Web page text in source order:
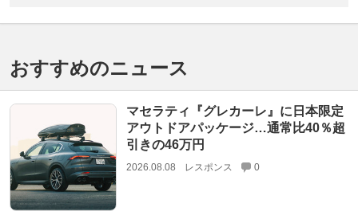
おすすめのニュース
マセラティ『グレカーレ』に日本限定
アウトドアパッケージ…通常比40％超
引きの46万円
2026.08.08 レスポンス 0